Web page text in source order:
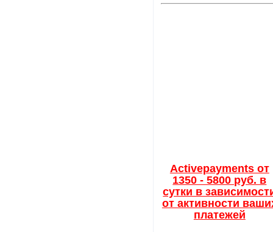
Activepayments от
1350 - 5800 руб. в
сутки в
от активности
платежей